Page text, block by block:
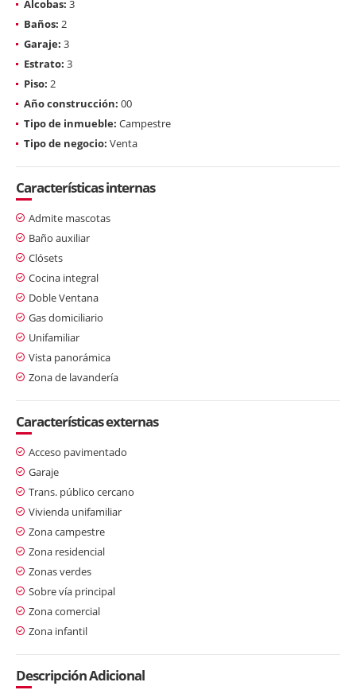
Alcobas: 3
Baños: 2
Garaje: 3
Estrato: 3
Piso: 2
Año construcción: 00
Tipo de inmueble: Campestre
Tipo de negocio: Venta
Características internas
Admite mascotas
Baño auxiliar
Clósets
Cocina integral
Doble Ventana
Gas domiciliario
Unifamiliar
Vista panorámica
Zona de lavandería
Características externas
Acceso pavimentado
Garaje
Trans. público cercano
Vivienda unifamiliar
Zona campestre
Zona residencial
Zonas verdes
Sobre vía principal
Zona comercial
Zona infantil
Descripción Adicional